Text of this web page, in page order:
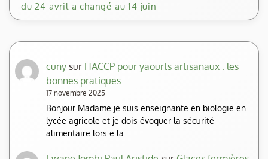
du 24 avril a changé au 14 juin
cuny sur HACCP pour yaourts artisanaux : les
bonnes pratiques
17 novembre 2025
Bonjour Madame je suis enseignante en biologie en
lycée agricole et je dois évoquer la sécurité
alimentaire lors e la…